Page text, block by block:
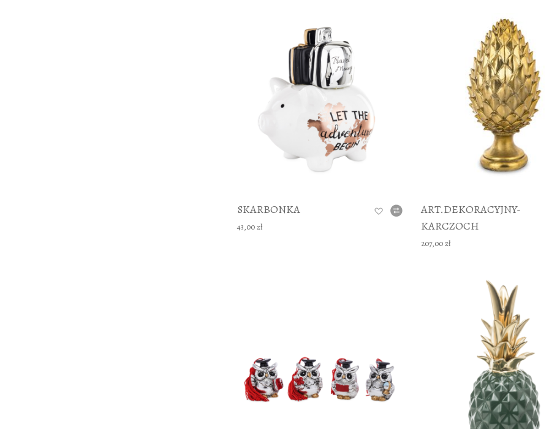
DODAJ TO KOSZYKA
SKARBONKA
43,00 zł
ART.DEKORACYJNY-
KARCZOCH
207,00 zł
DODAJ TO KOSZYKA